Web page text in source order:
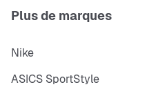
Plus de marques
Nike
ASICS SportStyle